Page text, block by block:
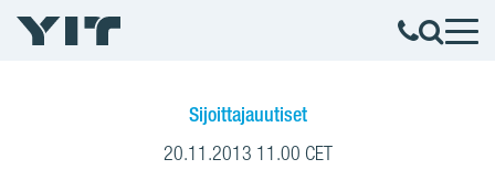
Sijoittajauutiset
20.11.2013 11.00 CET